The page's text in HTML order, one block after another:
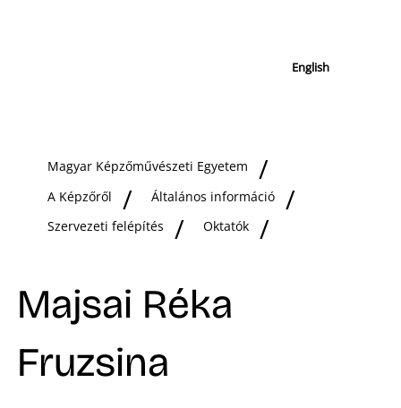
English
Magyar Képzőművészeti Egyetem
A Képzőről
Általános információ
Szervezeti felépítés
Oktatók
Majsai Réka
Fruzsina